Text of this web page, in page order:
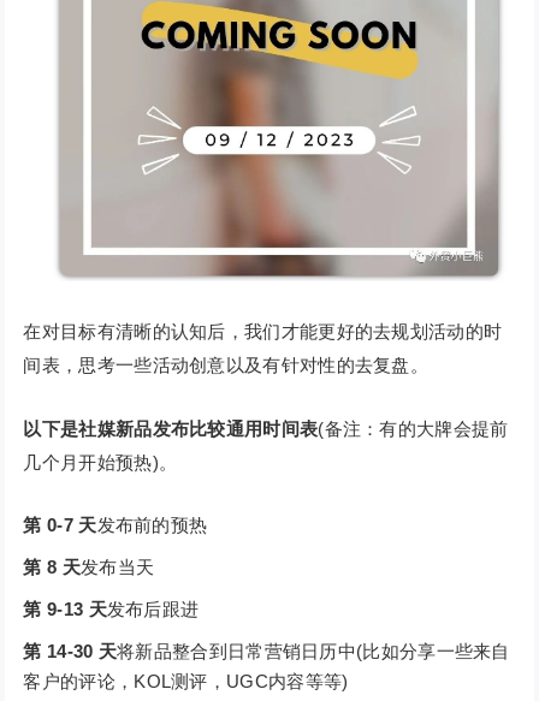
在对目标有清晰的认知后，我们才能更好的去规划活动的时
间表，思考一些活动创意以及有针对性的去复盘。
以下是社媒新品发布比较通用时间表(备注：有的大牌会提前
几个月开始预热)。
第 0-7 天发布前的预热
第 8 天发布当天
第 9-13 天发布后跟进
第 14-30 天将新品整合到日常营销日历中(比如分享一些来自
客户的评论，KOL测评，UGC内容等等)